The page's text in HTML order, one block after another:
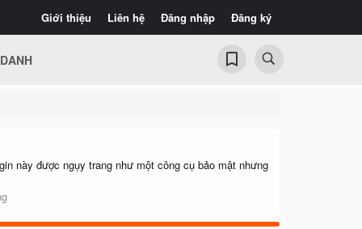
Giới thiệu Liên hệ Đăng nhập Đăng ký
này được ngụy trang như một công cụ bảo mật nhưng